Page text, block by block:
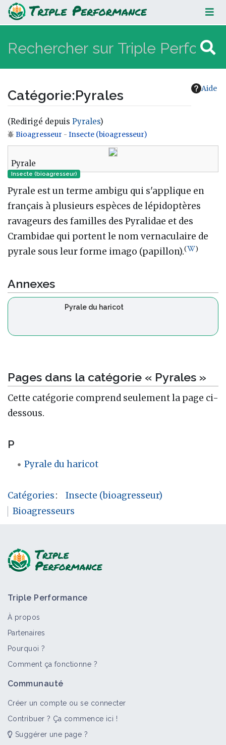
Pyrales
Aide
Catégorie:Pyrales
(Redirigé depuis Pyrales)
Aller à :navigation,rechercher
Bioagresseur - Insecte (bioagresseur)
Pyrale
Insecte (bioagresseur)
Pyrale est un terme ambigu qui s'applique en
français à plusieurs espèces de lépidoptères
ravageurs des familles des Pyralidae et des
Crambidae qui portent le nom vernaculaire de
pyrale sous leur forme imago (papillon).( )
Annexes
Pyrale du haricot
Pages dans la catégorie « Pyrales »
Cette catégorie comprend seulement la page ci-
dessous.
P
Pyrale du haricot
Catégories:
Insecte (bioagresseur)
Bioagresseurs
Triple Performance
À propos
Partenaires
Pourquoi ?
Comment ça fonctionne ?
Communauté
Créer un compte ou se connecter
Contribuer ? Ça commence ici !
Suggérer une page ?